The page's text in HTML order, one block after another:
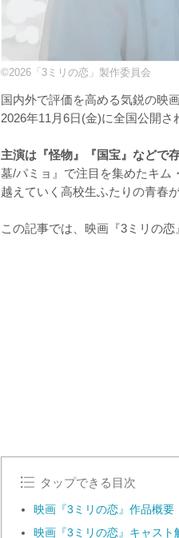
©2026「3ミリの恋」製作委員会
国内外で評価を高める気鋭の映
2026年11月6日(金)に全国公開さ
主演は『怪物』『国宝』などで
墓/パミョ』で注目を集めたキム
越えていく高校生ふたりの青春
この記事では、映画『3ミリの
タップできる目次
映画『3ミリの恋』作品概要
映画『3ミリの恋』キャス